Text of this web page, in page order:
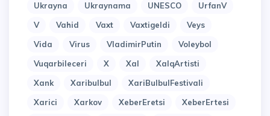
Ukrayna
Ukraynama UNESCO
UrfanV
V
Vahid Vaxt Vaxtigeldi
Veys
Vida
Virus VladimirPutin
Voleybol
Vuqarbileceri
X Xal
XalqArtisti
Xank
Xaribulbul
XariBulbulFestivali
Xarici
Xarkov XeberEretsi
XeberErtesi